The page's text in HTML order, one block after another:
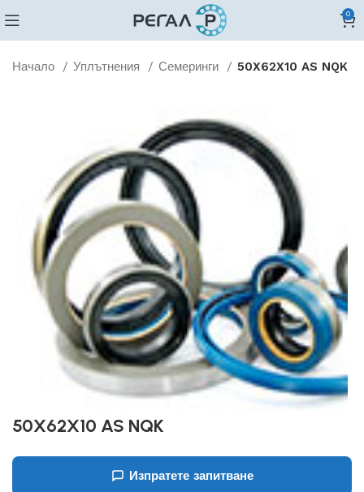
0
Начало Уплътнения Семеринги 50X62X10 AS NQK
50X62X10 AS NQK
Изпратете запитване